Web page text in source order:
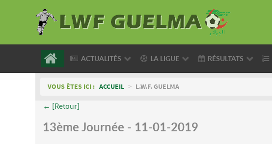
ACTUALITÉS LA LIGUE RÉSULTATS
VOUS ÊTES ICI : ACCUEIL > L.W.F. GUELMA
← [Retour]
13ème Journée - 11-01-2019